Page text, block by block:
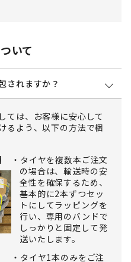
いて
されますか？
ては、お客様に安心して
るよう、以下の方法で梱
タイヤを複数本ご注文
の場合は、輸送時の安
全性を確保するため、
基本的に2本ずつセッ
トにしてラッピングを
行い、専用のバンドで
しっかりと固定して発
送いたします。
タイヤ1本のみをご注